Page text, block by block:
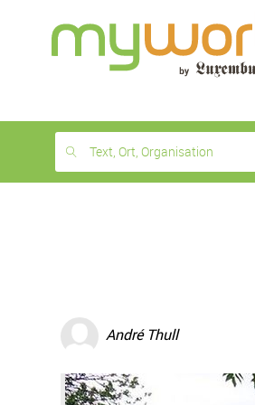
month
free
Text, Ort, Organisation
André Thull